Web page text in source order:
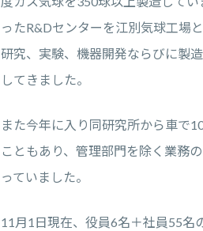
ったR&Dセンターを江別気球工場
研究、実験、機器開発ならびに製
してきました。
また今年に入り同研究所から車で
こともあり、管理部門を除く業務
っていました。
11月1日現在、役員6名＋社員55名